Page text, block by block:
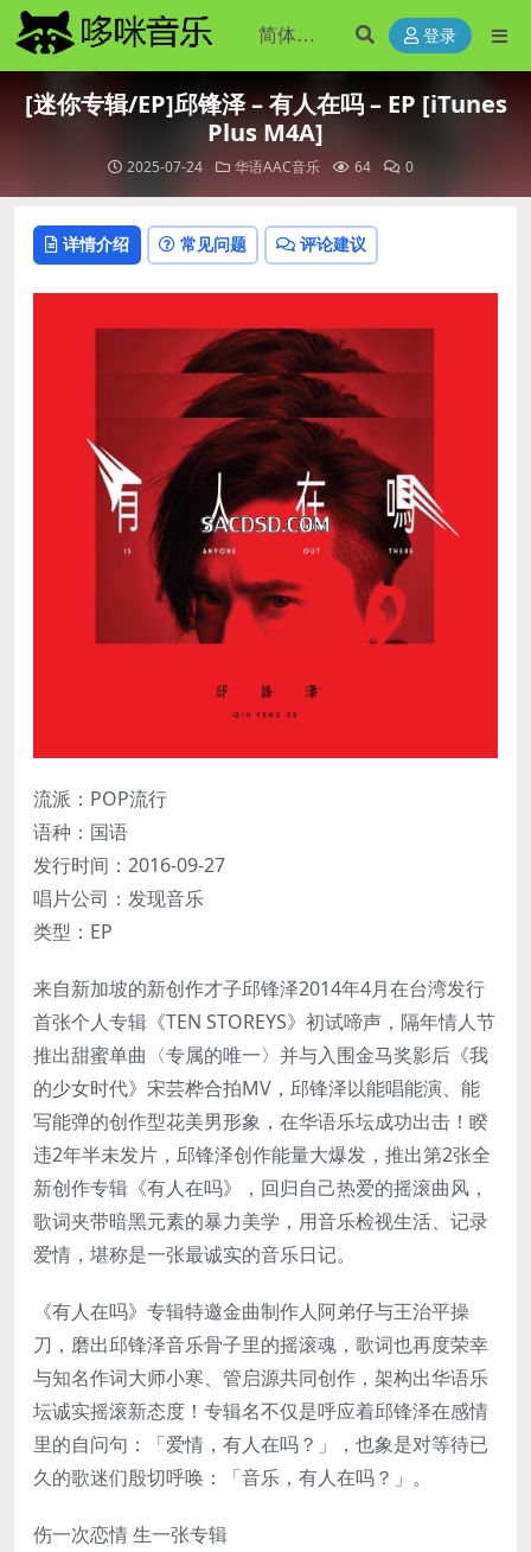
登录
[迷你专辑/EP]邱锋泽 – 有人在吗 – EP [iTunes
Plus M4A]
2025-07-24 华语AAC音乐 64 0
详情介绍 常见问题 评论建议
流派：POP流行
语种：国语
发行时间：2016-09-27
唱片公司：发现音乐
类型：EP
来自新加坡的新创作才子邱锋泽2014年4月在台湾发行
首张个人专辑《TEN STOREYS》初试啼声，隔年情人节
推出甜蜜单曲〈专属的唯一〉并与入围金马奖影后《我
的少女时代》宋芸桦合拍MV，邱锋泽以能唱能演、能
写能弹的创作型花美男形象，在华语乐坛成功出击！睽
违2年半未发片，邱锋泽创作能量大爆发，推出第2张全
新创作专辑《有人在吗》，回归自己热爱的摇滚曲风，
歌词夹带暗黑元素的暴力美学，用音乐检视生活、记录
爱情，堪称是一张最诚实的音乐日记。
《有人在吗》专辑特邀金曲制作人阿弟仔与王治平操
刀，磨出邱锋泽音乐骨子里的摇滚魂，歌词也再度荣幸
与知名作词大师小寒、管启源共同创作，架构出华语乐
坛诚实摇滚新态度！专辑名不仅是呼应着邱锋泽在感情
里的自问句：「爱情，有人在吗？」，也象是对等待已
久的歌迷们殷切呼唤：「音乐，有人在吗？」。
伤一次恋情 生一张专辑